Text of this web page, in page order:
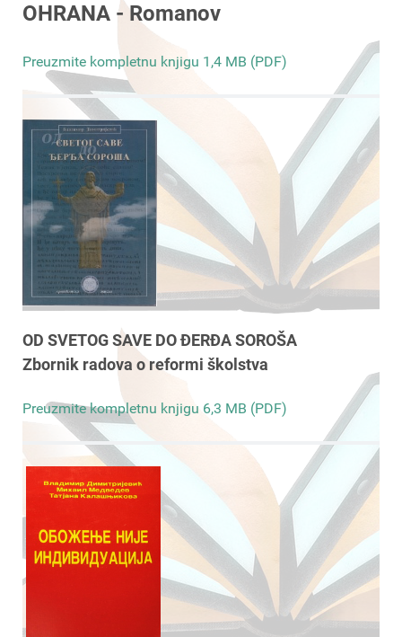
OHRANA - Romanov
Preuzmite kompletnu knjigu 1,4 MB (PDF)
OD SVETOG SAVE DO ĐERĐA SOROŠA
Zbornik radova o reformi školstva
Preuzmite kompletnu knjigu 6,3 MB (PDF)